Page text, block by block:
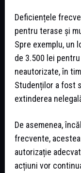
Deficiențele
pentru terase și
Spre exemplu, un
de 3.500 lei
neautorizate, în
Studenților a fost
extinderea
De asemenea,
frecvente,
autorizație
acțiuni vor